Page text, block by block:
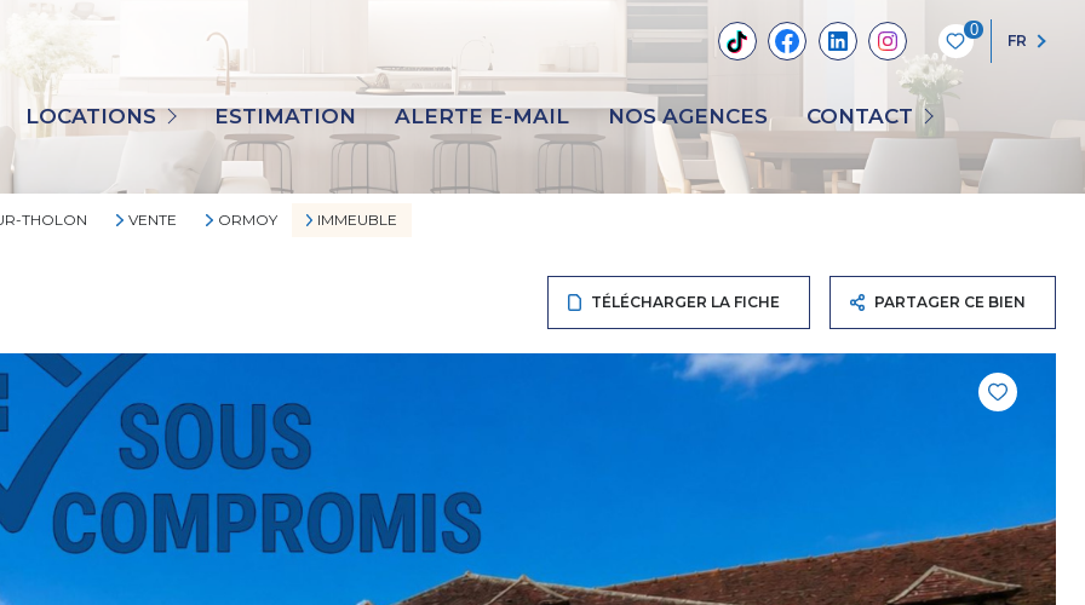
0
FR
LOCATIONS
TOUS
MAISONS
APPARTEMENTS
AUTRES
ESTIMATION ALERTE E-MAIL NOS AGENCES CONTACT
NOUS CONTACTER
RECRUTEMENT
THOLON VENTE ORMOY IMMEUBLE
TÉLÉCHARGER LA FICHE PARTAGER CE BIEN